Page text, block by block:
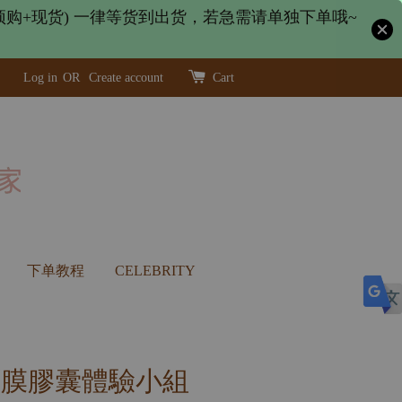
+现货) 一律等货到出货，若急需请单独下单哦~
Log in OR Create account Cart
下单教程 CELEBRITY
膠囊體驗小組